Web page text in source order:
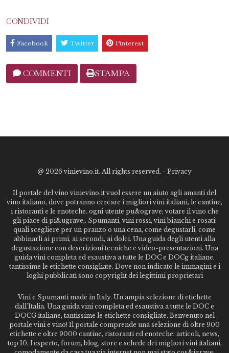
CONDIVIDI
Facebook Twitter Pinterest
COMMENTI STAMPA
@ 2026 vinievino.it. All rights reserved. - Privacy
Il portale del vino vinievino.it vuol essere un aiuto agli amanti del
vino italiano, dove potranno cercare i migliori vini italiani, le cantine,
i ristoranti e le enoteche. ogni utente pu&ograve; votare il vino che
gli piace di pi&ugrave;. Spumanti, vini rossi, vini bianchi e rosati:
quali scegliere per un pranzo o una cena, come degustarli, come
abbinarli ai primi, ai secondi, ai dolci. Una guida degli utenti alla
degustazione con descrizioni tecniche e video-presentazioni. Una
guida vini completa ed esaustiva a tutte le DOC e DOCg italiane,
tantissime le etichette consigliate. Dove non indicato le immagini e i
loghi pubblicati sono copyright dei legittimi proprietari
Vini e Spumanti made in Italy. Un'ampia selezione di etichette
dall'Italia. Una guida vini completa ed esaustiva a tutte le DOC e
DOCG italiane, tantissime le etichette consigliate. Benvenuto nel
portale vini e vino! Il portale comprende una selezione di oltre 900
etichette e oltre 9000 cantine, ristoranti ed enoteche: articoli, news,
top 10, l'esperto, forum, blog, store e schede dei migliori vini italiani,